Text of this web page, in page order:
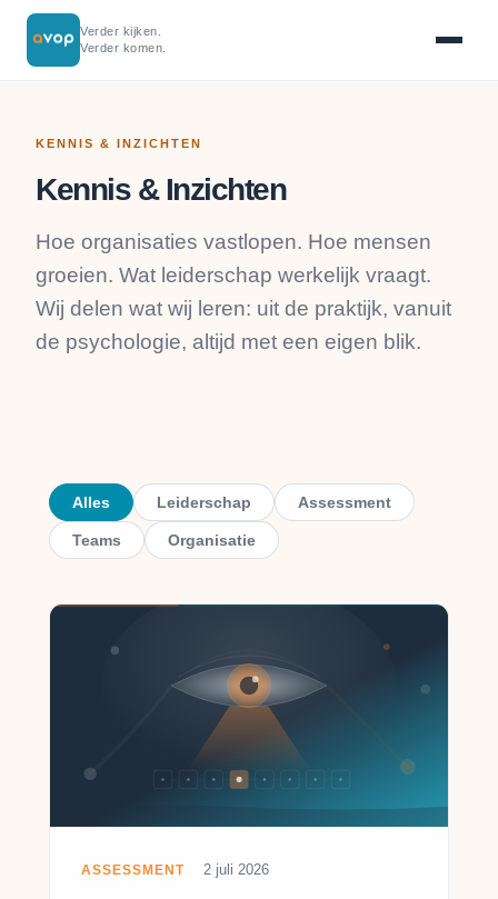
Verder kijken.
Verder komen.
KENNIS & INZICHTEN
Kennis & Inzichten
Hoe organisaties vastlopen. Hoe mensen
groeien. Wat leiderschap werkelijk vraagt.
Wij delen wat wij leren: uit de praktijk, vanuit
de psychologie, altijd met een eigen blik.
Alles Leiderschap Assessment
Teams Organisatie
ASSESSMENT 2 juli 2026